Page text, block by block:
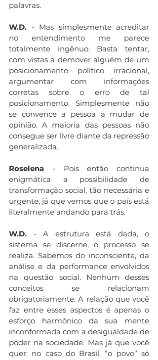
palavras.
W.D. - Mas simplesmente acreditar
no entendimento me parece
totalmente ingênuo. Basta tentar,
com vistas a demover alguém de um
posicionamento político irracional,
argumentar com informações
corretas sobre o erro de tal
posicionamento. Simplesmente não
se convence a pessoa a mudar de
opinião. A maioria das pessoas não
consegue ser livre diante da repressão
generalizada.
Roselena - Pois então continua
enigmática a possibilidade de
transformação social, tão necessária e
urgente, já que vemos que o país está
literalmente andando para trás.
W.D. - A estrutura está dada, o
sistema se discerne, o processo se
realiza. Sabemos do inconsciente, da
análise e da performance envolvidos
na questão social. Nenhum desses
conceitos se relacionam
obrigatoriamente. A relação que você
faz entre esses aspectos é apenas o
esforço harmônico da sua mente
inconformada com a desigualdade de
poder na sociedade. Mas já que você
quer: no caso do Brasil, “o povo” só